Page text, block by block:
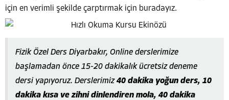
için en verimli şekilde çarptırmak için buradayız.
Fizik Özel Ders Diyarbakır, Online derslerimize
başlamadan önce 15-20 dakikalık ücretsiz deneme
dersi yapıyoruz. Derslerimiz40 dakika yoğun ders, 10
dakika kısa ve zihni dinlendiren mola, 40 dakika